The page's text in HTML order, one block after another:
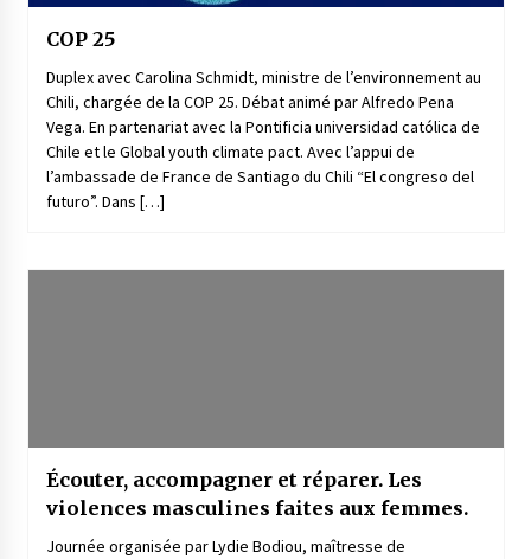
COP 25
Duplex avec Carolina Schmidt, ministre de l’environnement au
Chili, chargée de la COP 25. Débat animé par Alfredo Pena
Vega. En partenariat avec la Pontificia universidad católica de
Chile et le Global youth climate pact. Avec l’appui de
l’ambassade de France de Santiago du Chili “El congreso del
futuro”. Dans […]
Écouter, accompagner et réparer. Les
violences masculines faites aux femmes.
Journée organisée par Lydie Bodiou, maîtresse de